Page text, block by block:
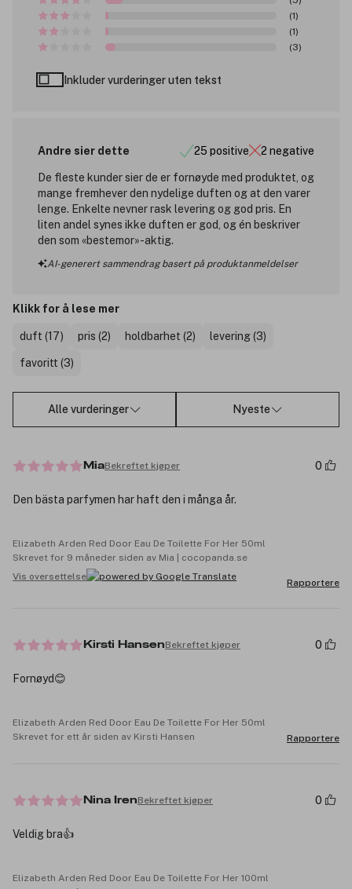
(1)
(1)
(3)
Inkluder vurderinger uten tekst
Andre sier dette 25 positive 2 negative
De fleste kunder sier de er fornøyde med produktet, og
mange fremhever den nydelige duften og at den varer
lenge. Enkelte nevner rask levering og god pris. En
liten andel synes ikke duften er god, og én beskriver
den som «bestemor»-aktig.
AI-generert sammendrag basert på produktanmeldelser
Klikk for å lese mer
duft (17) pris (2) holdbarhet (2) levering (3)
favoritt (3)
Alle vurderinger Nyeste
MiaBekreftet kjøper 0
Den bästa parfymen har haft den i många år.
Elizabeth Arden Red Door Eau De Toilette For Her 50ml
Skrevet for 9 måneder siden av Mia | cocopanda.se
Vis oversettelse
Rapportere
Kirsti HansenBekreftet kjøper 0
Fornøyd😊
Elizabeth Arden Red Door Eau De Toilette For Her 50ml
Skrevet for ett år siden av Kirsti Hansen
Rapportere
Nina IrenBekreftet kjøper 0
Veldig bra👍
Elizabeth Arden Red Door Eau De Toilette For Her 100ml